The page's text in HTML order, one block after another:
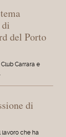
del Porto
Carrara e
di
lavoro che ha